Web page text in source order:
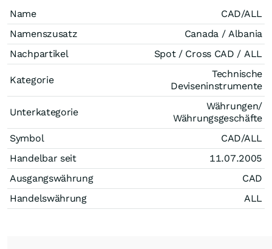
Name
CAD/ALL
Namenszusatz
Canada / Albania
Nachpartikel
Spot / Cross CAD / ALL
Kategorie
Technische
Deviseninstrumente
Unterkategorie
Währungen/
Währungsgeschäfte
Symbol
CAD/ALL
Handelbar seit
11.07.2005
Ausgangswährung
CAD
Handelswährung
ALL